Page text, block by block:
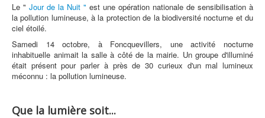
Le " Jour de la Nuit " est une opération nationale de sensibilisation à
la pollution lumineuse, à la protection de la biodiversité nocturne et du
ciel étoilé.
Samedi 14 octobre, à Foncquevillers, une activité nocturne
inhabituelle animait la salle à côté de la mairie. Un groupe d'illuminé
était présent pour parler à près de 30 curieux d'un mal lumineux
méconnu : la pollution lumineuse.
Que la lumière soit...